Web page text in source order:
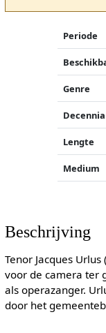
Periode
Genre
Decennia
Lengte
Medium
Beschrijving
Tenor Jacques
voor de camera ter
als operazanger.
door het